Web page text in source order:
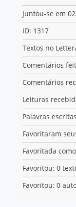
Juntou-se em
ID: 1317
Textos no
Comentários
Comentários
Leituras
Palavras
Favoritaram
Favoritada
Favoritou: 0
Favoritou: 0